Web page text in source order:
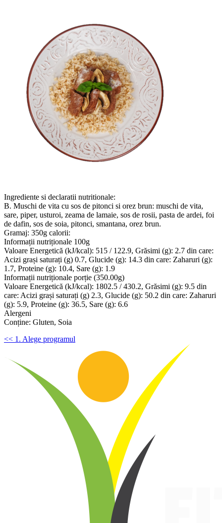
Ingrediente si declaratii nutritionale:
B. Muschi de vita cu sos de pitonci si orez brun: muschi de vita,
sare, piper, usturoi, zeama de lamaie, sos de rosii, pasta de ardei, foi
de dafin, sos de soia, pitonci, smantana, orez brun.
Gramaj: 350g calorii:
Informații nutriționale 100g
Valoare Energetică (kJ/kcal): 515 / 122.9, Grăsimi (g): 2.7 din care:
Acizi grași saturați (g) 0.7, Glucide (g): 14.3 din care: Zaharuri (g):
1.7, Proteine (g): 10.4, Sare (g): 1.9
Informații nutriționale porție (350.00g)
Valoare Energetică (kJ/kcal): 1802.5 / 430.2, Grăsimi (g): 9.5 din
care: Acizi grași saturați (g) 2.3, Glucide (g): 50.2 din care: Zaharuri
(g): 5.9, Proteine (g): 36.5, Sare (g): 6.6
Alergeni
Conține: Gluten, Soia
<< 1. Alege programul